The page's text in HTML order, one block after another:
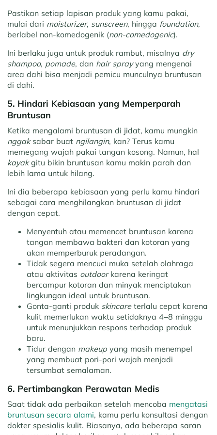
Pastikan setiap lapisan produk yang kamu pakai,
mulai dari moisturizer, sunscreen, hingga foundation,
berlabel non-komedogenik (non-comedogenic).
Ini berlaku juga untuk produk rambut, misalnya dry
shampoo, pomade, dan hair sprayyang mengenai
area dahi bisa menjadi pemicu munculnya bruntusan
di dahi.
5. Hindari Kebiasaan yang Memperparah
Bruntusan
Ketika mengalami bruntusan di jidat, kamu mungkin
nggak sabar buat ngilangin, kan? Terus kamu
memegang wajah pakai tangan kosong. Namun, hal
kayakgitu bikin bruntusan kamu makin parah dan
lebih lama untuk hilang.
Ini dia beberapa kebiasaan yang perlu kamu hindari
sebagai cara menghilangkan bruntusan di jidat
dengan cepat.
Menyentuh atau memencet bruntusan karena
tangan membawa bakteri dan kotoran yang
akan memperburuk peradangan.
Tidak segera mencuci muka setelah olahraga
atau aktivitas outdoor karena keringat
bercampur kotoran dan minyak menciptakan
lingkungan ideal untuk bruntusan.
Gonta-ganti produk skincare terlalu cepat karena
kulit memerlukan waktu setidaknya 4–8 minggu
untuk menunjukkan respons terhadap produk
baru.
Tidur dengan makeup yang masih menempel
yang membuat pori-pori wajah menjadi
tersumbat semalaman.
6. Pertimbangkan Perawatan Medis
Saat tidak ada perbaikan setelah mencoba mengatasi
bruntusan secara alami, kamu perlu konsultasi dengan
dokter spesialis kulit. Biasanya, ada beberapa saran